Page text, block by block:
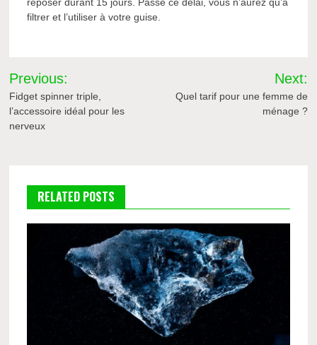
reposer durant 15 jours. Passé ce délai, vous n’aurez qu’à
filtrer et l’utiliser à votre guise.
Navigation
de
l’article
Previous:
Fidget spinner triple,
l’accessoire idéal pour les
nerveux
Next:
Quel tarif pour une femme de
ménage ?
RELATED POSTS